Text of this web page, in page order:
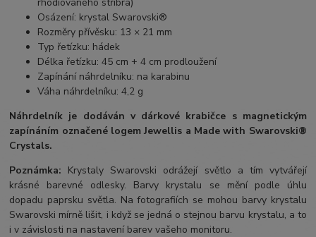
Osázení: krystal Swarovski®
Rozměry přívěsku: 13 × 21 mm
Typ řetízku: hádek
Délka řetízku: 45 cm + 4 cm prodloužení
Zapínání náhrdelníku: na karabinu
Váha náhrdelníku: 4,2 g
Náhrdelník je dodáván v dárkové krabičce s magnetickým
zapínáním označené logem Jewellis a Made with Swarovski®
Crystals.
Poznámka: Krystaly Swarovski odrážejí světlo a tím vytvářejí
krásné barevné odlesky. Barvy krystalu se mění podle úhlu
dopadu paprsku světla. Na fotografiích se mohou barvy krystalu
Swarovski mírně lišit, i když se jedná o stejnou barvu krystalu, a to
i v závislosti na nastavení barev vašeho monitoru.